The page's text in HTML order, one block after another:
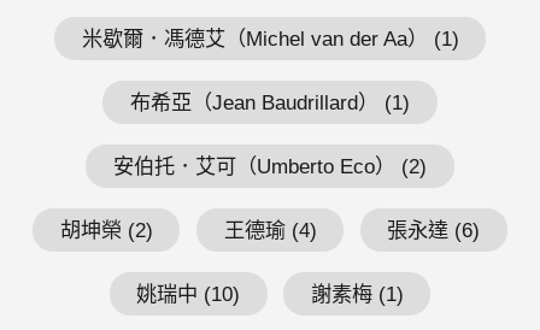
米歇爾．馮德艾（Michel van der Aa） (1)
布希亞（Jean Baudrillard） (1)
安伯托．艾可（Umberto Eco） (2)
胡坤榮 (2) 王德瑜 (4) 張永達 (6)
姚瑞中 (10) 謝素梅 (1)